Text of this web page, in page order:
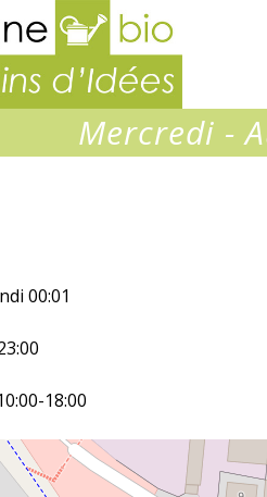
Mercredi -
00:01
18:00